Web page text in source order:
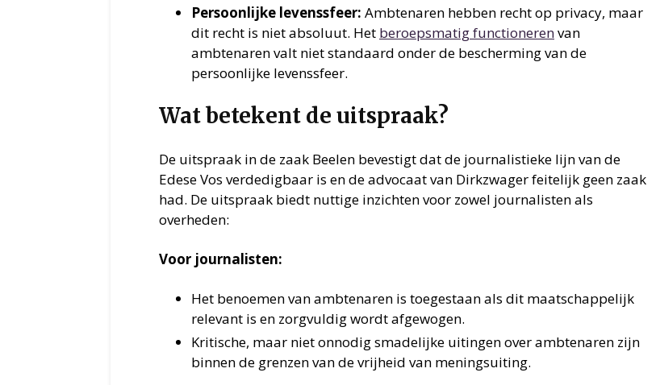
Persoonlijke levenssfeer: Ambtenaren hebben recht op privacy, maar
dit recht is niet absoluut. Het beroepsmatig functionerenvan
ambtenaren valt niet standaard onder de bescherming van de
persoonlijke levenssfeer.
Wat betekent de uitspraak?
De uitspraak in de zaak Beelen bevestigt dat de journalistieke lijn van de
Edese Vos verdedigbaar is en de advocaat van Dirkzwager feitelijk geen zaak
had. De uitspraak biedt nuttige inzichten voor zowel journalisten als
overheden:
Voor journalisten:
Het benoemen van ambtenaren is toegestaan als dit maatschappelijk
relevant is en zorgvuldig wordt afgewogen.
Kritische, maar niet onnodig smadelijke uitingen over ambtenaren zijn
binnen de grenzen van de vrijheid van meningsuiting.